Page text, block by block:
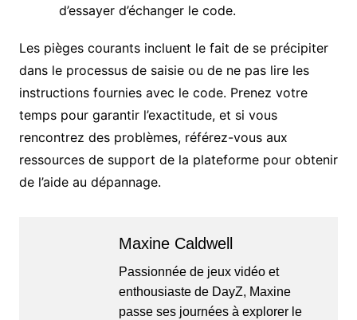
d’essayer d’échanger le code.
Les pièges courants incluent le fait de se précipiter
dans le processus de saisie ou de ne pas lire les
instructions fournies avec le code. Prenez votre
temps pour garantir l’exactitude, et si vous
rencontrez des problèmes, référez-vous aux
ressources de support de la plateforme pour obtenir
de l’aide au dépannage.
Maxine Caldwell
Passionnée de jeux vidéo et
enthousiaste de DayZ, Maxine
passe ses journées à explorer le